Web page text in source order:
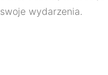
swoje wydarzenia.